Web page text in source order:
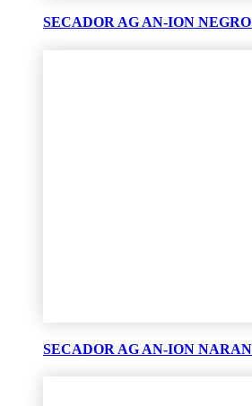
SECADOR AG AN-ION NEGRO
SECADOR AG AN-ION